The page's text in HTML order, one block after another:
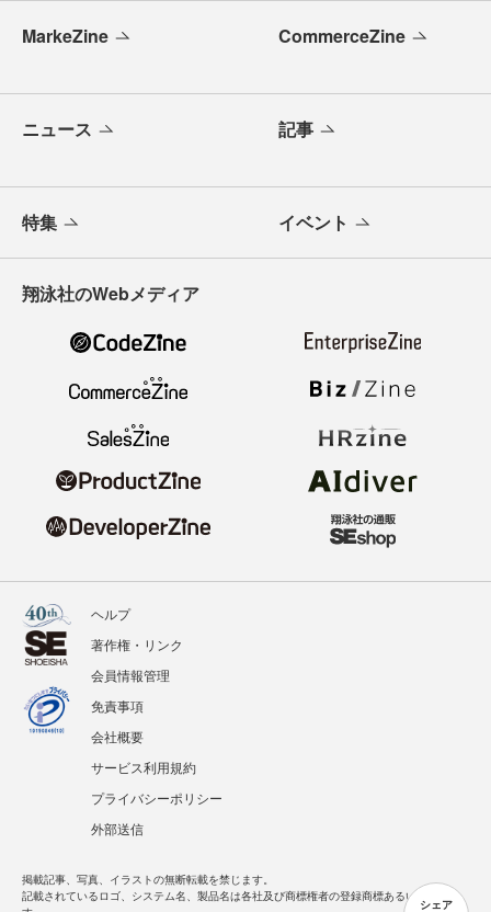
シェア
MarkeZine CommerceZine
ニュース 記事
特集 イベント
翔泳社のWebメディア
ヘルプ
著作権・リンク
会員情報管理
免責事項
会社概要
サービス利用規約
プライバシーポリシー
外部送信
掲載記事、写真、イラストの無断転載を禁じます。
記載されているロゴ、システム名、製品名は各社及び商標権者の登録商標あるいは商標で